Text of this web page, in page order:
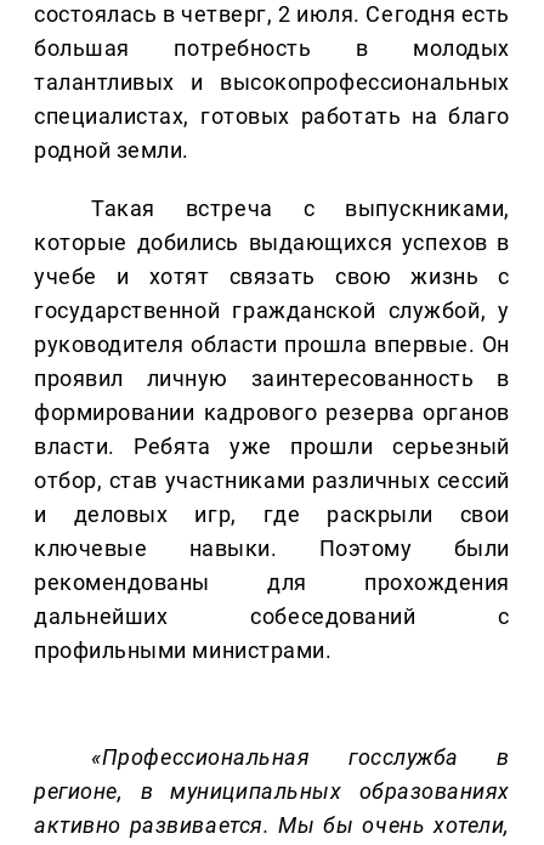
состоялась в четверг, 2 июля. Сегодня есть
большая потребность в молодых
талантливых и высокопрофессиональных
специалистах, готовых работать на благо
родной земли.
Такая встреча с выпускниками,
которые добились выдающихся успехов в
учебе и хотят связать свою жизнь с
государственной гражданской службой, у
руководителя области прошла впервые. Он
проявил личную заинтересованность в
формировании кадрового резерва органов
власти. Ребята уже прошли серьезный
отбор, став участниками различных сессий
и деловых игр, где раскрыли свои
ключевые навыки. Поэтому были
рекомендованы для прохождения
дальнейших собеседований с
профильными министрами.
«Профессиональная госслужба в
регионе, в муниципальных образованиях
активно развивается. Мы бы очень хотели,